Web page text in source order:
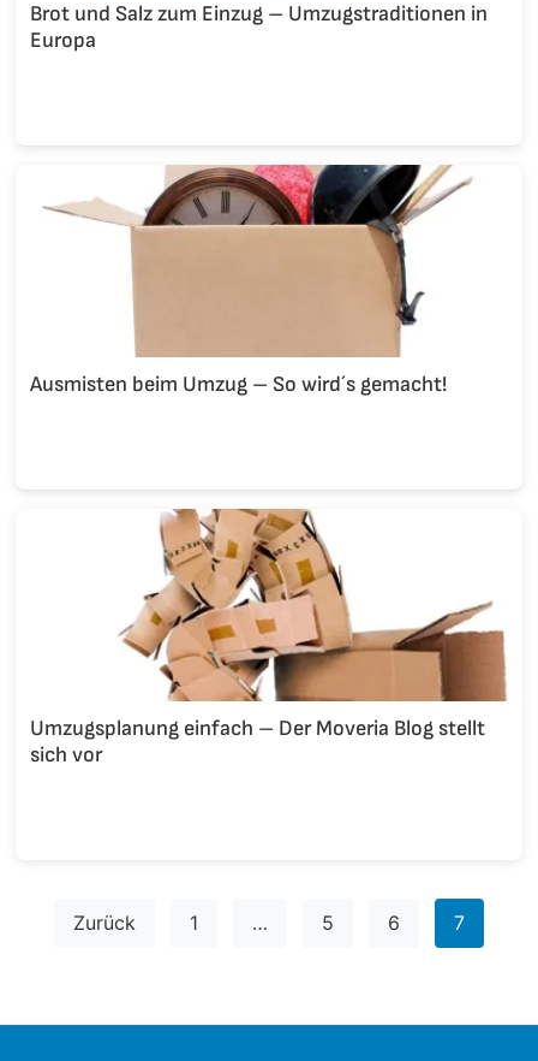
Brot und Salz zum Einzug – Umzugstraditionen in
Europa
Ausmisten beim Umzug – So wird´s gemacht!
Umzugsplanung einfach – Der Moveria Blog stellt
sich vor
Seitennummerierung
Zurück 1 … 5 6 7